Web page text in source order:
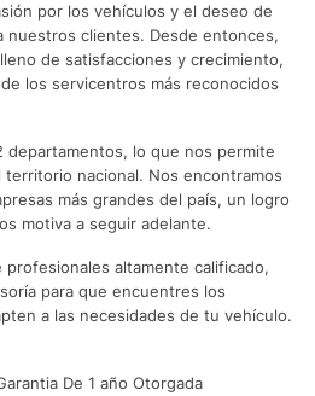
por los vehículos y el deseo de
nuestros clientes. Desde entonces,
de satisfacciones y crecimiento,
los servicentros más reconocidos
departamentos, lo que nos permite
nacional. Nos encontramos
más grandes del país, un logro
motiva a seguir adelante.
altamente calificado,
para que encuentres los
a las necesidades de tu vehículo.
De 1 año Otorgada